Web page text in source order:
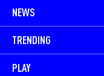
NEWS
TRENDING
PLAY